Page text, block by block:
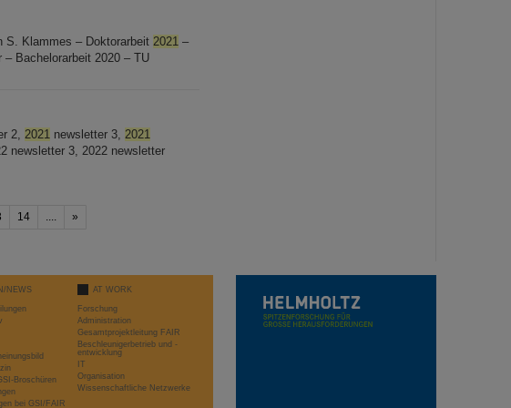
S. Klammes – Doktorarbeit 2021 –
Bachelorarbeit 2020 – TU
2, 2021 newsletter 3, 2021
newsletter 3, 2022 newsletter
14 .... »
NEWS
Broschüren
bei GSI/FAIR
AT WORK
Forschung
Administration
Gesamtprojektleitung FAIR
Beschleunigerbetrieb und -
entwicklung
IT
Organisation
Wissenschaftliche Netzwerke